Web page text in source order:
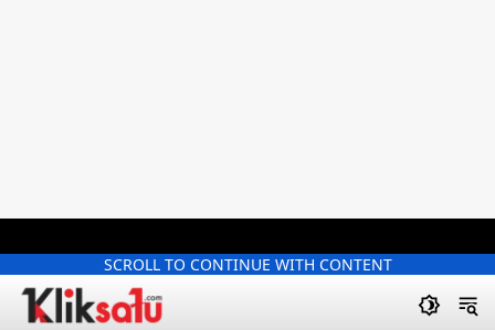
SCROLL TO CONTINUE WITH CONTENT